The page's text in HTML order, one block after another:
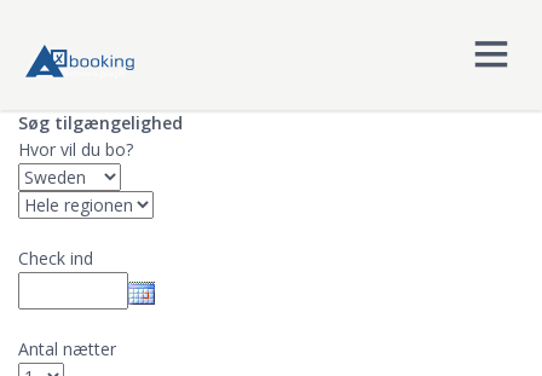
Søg tilgængelighed
Hvor vil du bo?
Check ind
Antal nætter